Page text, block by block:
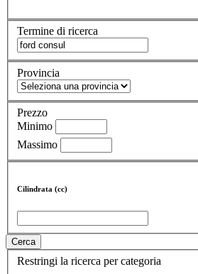
Termine di ricerca
Provincia
Prezzo
Minimo
Massimo
Cilindrata (cc)
Cerca
Restringi la ricerca per categoria